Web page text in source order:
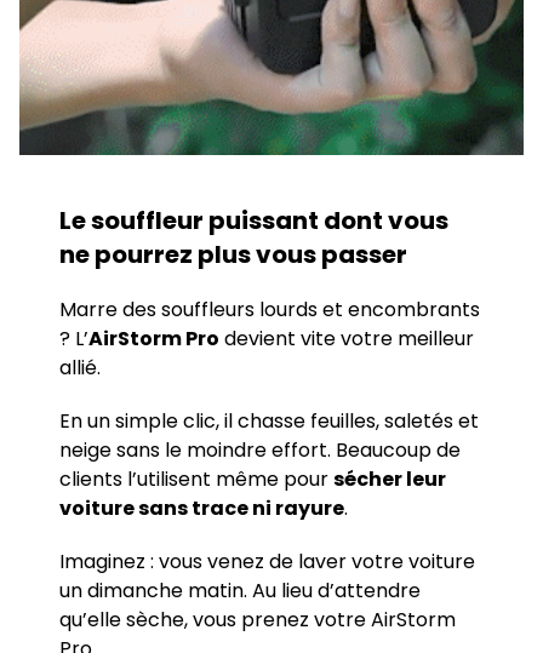
Le souffleur puissant dont vous
ne pourrez plus vous passer
Marre des souffleurs lourds et encombrants
? L’AirStorm Pro devient vite votre meilleur
allié.
En un simple clic, il chasse feuilles, saletés et
neige sans le moindre effort. Beaucoup de
clients l’utilisent même poursécher leur
voiture sans trace ni rayure.
Imaginez : vous venez de laver votre voiture
un dimanche matin. Au lieu d’attendre
qu’elle sèche, vous prenez votre AirStorm